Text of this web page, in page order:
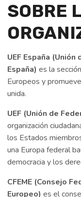
SOBRE
UEF España
España) es la
Europeos y
unida.
UEF (Unión de
organización
los Estados
una Europa federal
democracia y los
CFEME (Consejo
Europeo) es el